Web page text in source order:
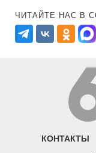
ЧИТАЙТЕ НАС В
КОНТАКТЫ